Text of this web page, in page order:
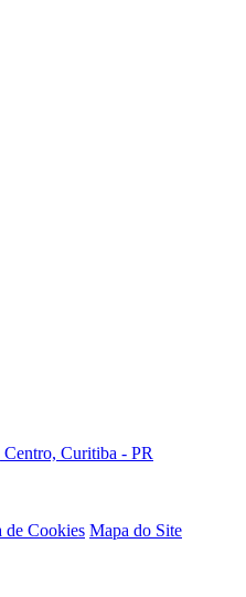
Centro, Curitiba - PR
de Cookies Mapa do Site